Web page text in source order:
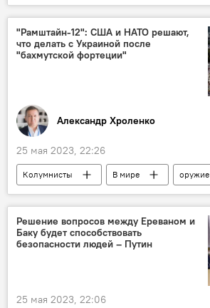
Владимир Путин
Политика
Новости Армения
"Рамштайн-12": США и НАТО решают,
что делать с Украиной после
"бахмутской фортеции"
Александр Хроленко
25 мая 2023, 22:26
Колумнисты В мире
оружие
вооружение
Запад Украина
Решение вопросов между Ереваном и
Баку будет способствовать
безопасности людей – Путин
25 мая 2023, 22:06